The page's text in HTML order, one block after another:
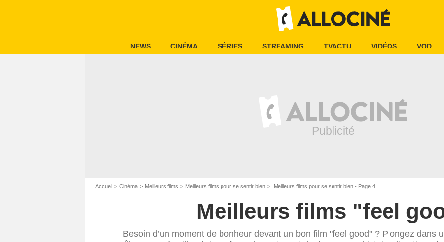
NEWS CINÉMA SÉRIES STREAMING TVACTU VIDÉOS VOD
Accueil Cinéma Meilleurs films Meilleurs films pour se sentir bien Meilleurs films pour se sentir bien - Page 4
Meilleurs films "feel
Besoin d’un moment de bonheur devant un bon film "feel good" ? Plongez dans